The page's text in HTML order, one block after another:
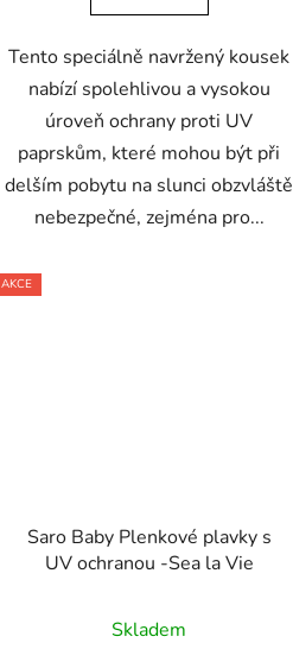
Tento speciálně navržený kousek
nabízí spolehlivou a vysokou
úroveň ochrany proti UV
paprskům, které mohou být při
delším pobytu na slunci obzvláště
nebezpečné, zejména pro...
AKCE
Saro Baby Plenkové plavky s
UV ochranou -Sea la Vie
Skladem